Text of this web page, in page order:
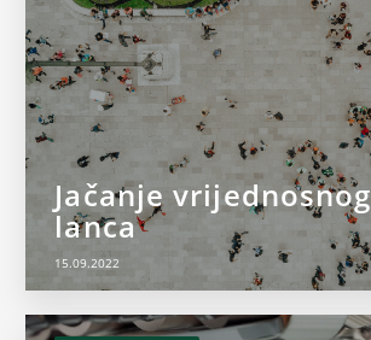
Jačanje vrijednosnog
lanca
15.09.2022